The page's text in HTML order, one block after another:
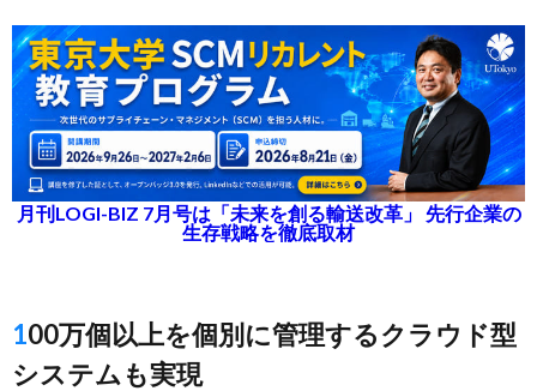
月刊LOGI-BIZ 7月号は「未来を創る輸送改革」 先行企業の
生存戦略を徹底取材
100万個以上を個別に管理するクラウド型
システムも実現